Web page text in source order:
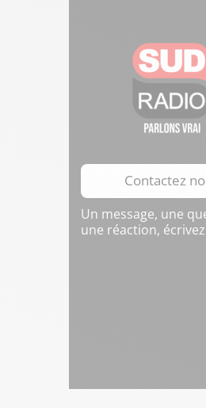
Contactez
Un message, une
une réaction,